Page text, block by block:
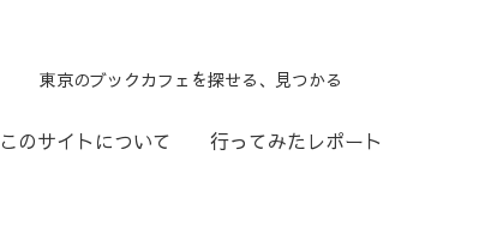
東京のブックカフェを探せる、見つかる
このサイトについて 行ってみたレポート